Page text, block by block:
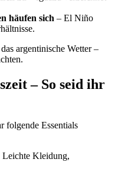
häufen sich – El Niño
argentinische Wetter –
– So seid ihr
folgende Essentials
Leichte Kleidung,